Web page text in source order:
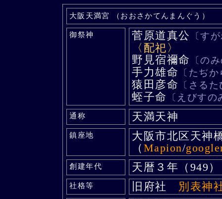
大阪天満宮 （おおさかてんまんぐう）
御祭神 菅原道真公 〔す
〈配祀〉
野見宿禰命
〔の
手力雄命 〔たぢ
猿田彦命 〔さる
蛭子命 〔えびす
通称 天満天神
鎮座地
大阪市北区天
（ Mapion/
創建年代 天暦３年（949）
社格等 旧府社 別表神